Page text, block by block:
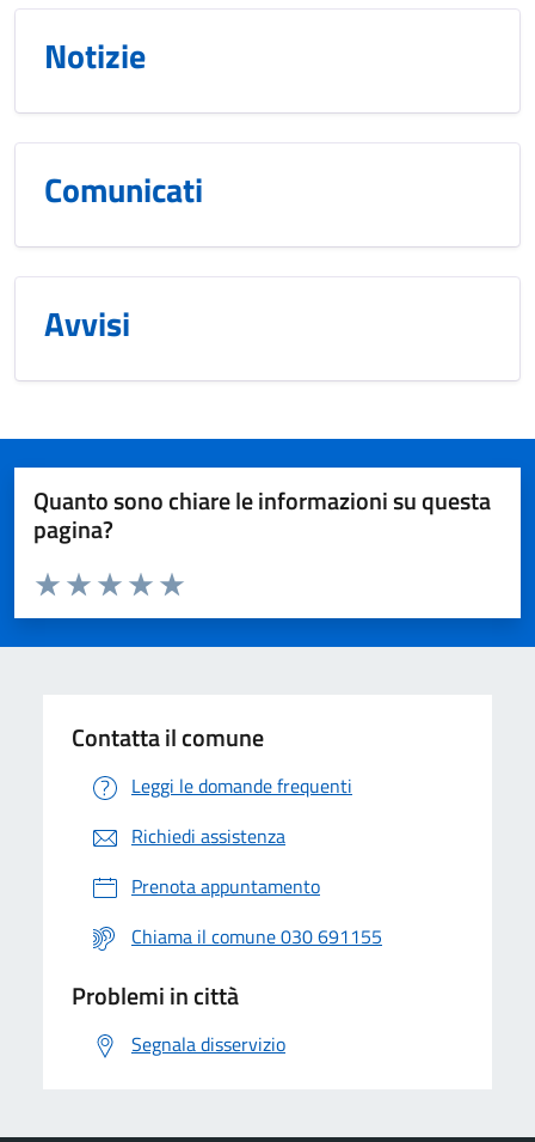
Notizie
Comunicati
Avvisi
Quanto sono chiare le informazioni su questa
pagina?
Valuta da 1 a 5 stelle la pagina
Valuta 5 stelle su 5
Valuta 4 stelle su 5
Valuta 3 stelle su 5
Valuta 2 stelle su 5
Valuta 1 stelle su 5
Contatta il comune
Leggi le domande frequenti
Richiedi assistenza
Prenota appuntamento
Chiama il comune 030 691155
Problemi in città
Segnala disservizio